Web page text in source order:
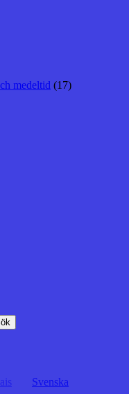
medeltid (17)
Svenska